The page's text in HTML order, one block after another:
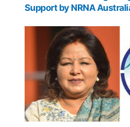
Support by NRNA